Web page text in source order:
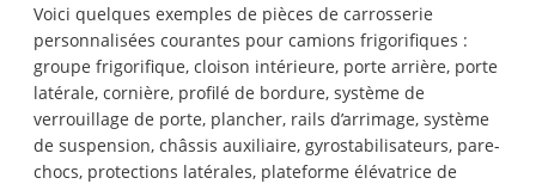
Voici quelques exemples de pièces de carrosserie
personnalisées courantes pour camions frigorifiques :
groupe frigorifique, cloison intérieure, porte arrière, porte
latérale, cornière, profilé de bordure, système de
verrouillage de porte, plancher, rails d’arrimage, système
de suspension, châssis auxiliaire, gyrostabilisateurs, pare-
chocs, protections latérales, plateforme élévatrice de